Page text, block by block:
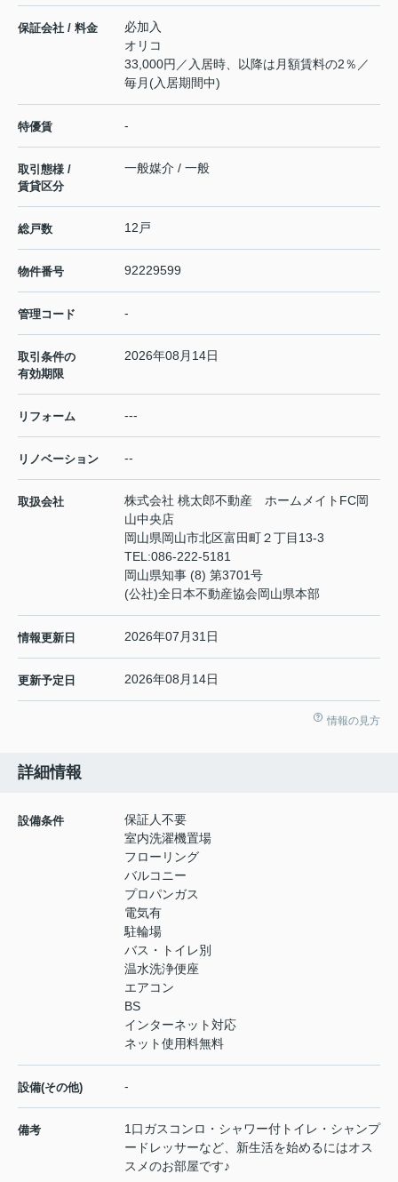
保証会社 / 料金
必加入
オリコ
33,000円／入居時、以降は月額賃料の2％／
毎月(入居期間中)
特優賃 -
取引態様 /
賃貸区分
一般媒介 / 一般
総戸数 12戸
物件番号 92229599
管理コード -
取引条件の
有効期限
2026年08月14日
リフォーム ---
リノベーション --
取扱会社
株式会社 桃太郎不動産 ホームメイトFC岡
山中央店
岡山県岡山市北区富田町２丁目13-3
TEL:086-222-5181
岡山県知事 (8) 第3701号
(公社)全日本不動産協会岡山県本部
情報更新日 2026年07月31日
更新予定日 2026年08月14日
情報の見方
詳細情報
設備条件
保証人不要
室内洗濯機置場
フローリング
バルコニー
プロパンガス
電気有
駐輪場
バス・トイレ別
温水洗浄便座
エアコン
BS
インターネット対応
ネット使用料無料
設備(その他) -
備考
1口ガスコンロ・シャワー付トイレ・シャンプ
ードレッサーなど、新生活を始めるにはオス
スメのお部屋です♪